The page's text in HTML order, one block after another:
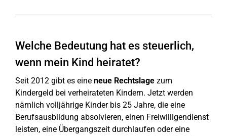
Welche Bedeutung hat es steuerlich,
wenn mein Kind heiratet?
Seit 2012 gibt es eine neue Rechtslage zum
Kindergeld bei verheirateten Kindern. Jetzt werden
nämlich volljährige Kinder bis 25 Jahre, die eine
Berufsausbildung absolvieren, einen Freiwilligendienst
leisten, eine Übergangszeit durchlaufen oder eine